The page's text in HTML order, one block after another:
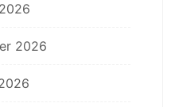
2026